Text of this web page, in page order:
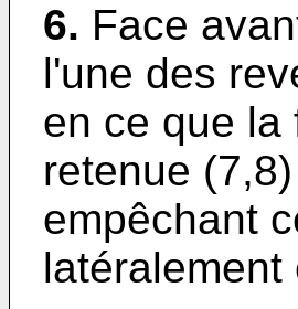
6. Face
l'une des
en ce que la
retenue
empêchant